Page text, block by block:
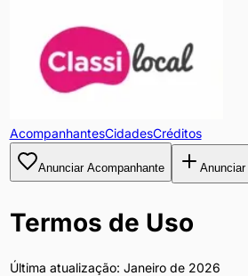
AcompanhantesCidadesCréditos
Anunciar Acompanhante Anunciar
Termos de Uso
Última atualização: Janeiro de 2026